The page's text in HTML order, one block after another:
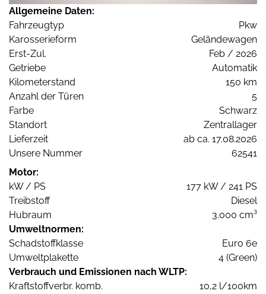
Allgemeine Daten:
Fahrzeugtyp
Pkw
Karosserieform
Geländewagen
Erst-Zul.
Feb / 2026
Getriebe
Automatik
Kilometerstand
150 km
Anzahl der Türen
5
Farbe
Schwarz
Standort
Zentrallager
Lieferzeit
ab ca. 17.08.2026
Unsere Nummer
62541
Motor:
kW / PS
177 kW / 241 PS
Treibstoff
Diesel
Hubraum
3.000 cm³
Umweltnormen:
Schadstoffklasse
Euro 6e
Umweltplakette
4 (Green)
Verbrauch und Emissionen nach WLTP:
Kraftstoffverbr. komb.
10,2 l/100km